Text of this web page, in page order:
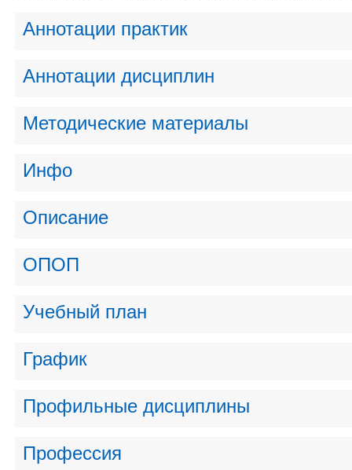
Аннотации практик
Аннотации дисциплин
Методические материалы
Инфо
Описание
ОПОП
Учебный план
График
Профильные дисциплины
Профессия